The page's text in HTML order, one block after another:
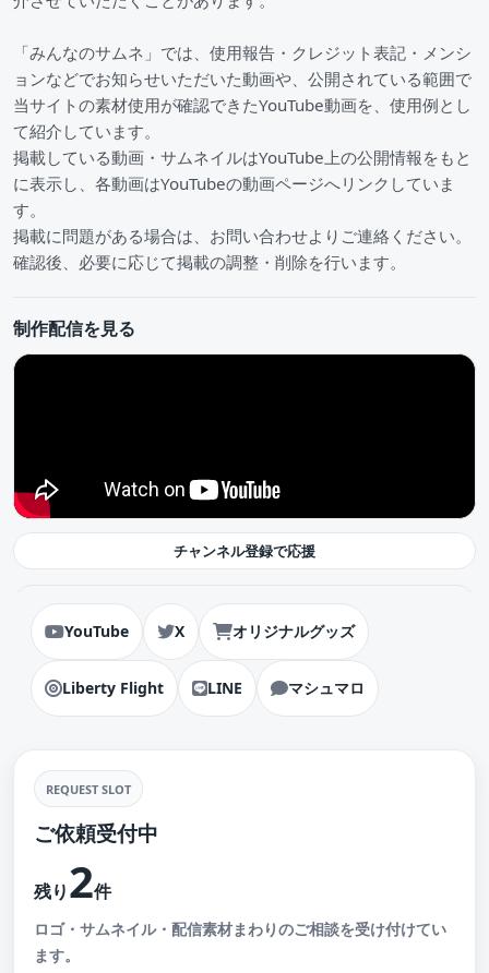
「みんなのサムネ」では、使用報告・クレジット表記・メンシ
ョンなどでお知らせいただいた動画や、公開されている範囲で
当サイトの素材使用が確認できたYouTube動画を、使用例とし
て紹介しています。
掲載している動画・サムネイルはYouTube上の公開情報をもと
に表示し、各動画はYouTubeの動画ページへリンクしていま
す。
掲載に問題がある場合は、お問い合わせよりご連絡ください。
確認後、必要に応じて掲載の調整・削除を行います。
制作配信を見る
チャンネル登録で応援
YouTube X オリジナルグッズ
Liberty Flight LINE マシュマロ
REQUEST SLOT
ご依頼受付中
残り2件
ロゴ・サムネイル・配信素材まわりのご相談を受け付けてい
ます。